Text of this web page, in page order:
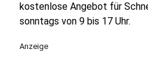
kostenlose Angebot für
sonntags von 9 bis 17 Uhr.
Anzeige